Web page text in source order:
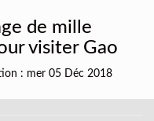
de mille
visiter Gao
: mer 05 Déc 2018